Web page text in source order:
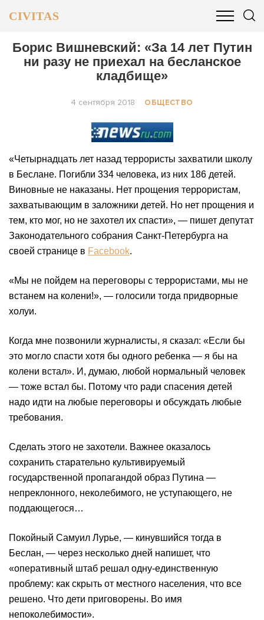
CIVITAS
ОБЩЕСТВО БИЗНЕС И ФИНАНСЫ
Борис Вишневский: «За 14 лет Путин
ни разу не приехал на бесланское
кладбище»
4 сентября 2018 ОБЩЕСТВО
«Четырнадцать лет назад террористы захватили школу
в Беслане. Погибли 334 человека, из них 186 детей.
Виновные не наказаны. Нет прощения террористам,
захватывающим в заложники детей. Но нет прощения и
тем, кто мог, но не захотел их спасти», — пишет депутат
Законодательного собрания Санкт-Петербурга на
своей странице в Facebook.
«Мы не пойдем на переговоры с террористами, мы не
встанем на колени!», — голосили тогда придворные
холуи.
Когда мне позвонили журналисты, я сказал: «Если бы
это могло спасти хотя бы одного ребенка — я бы на
колени встал». И, думаю, любой нормальный человек
— тоже встал бы. Потому что ради спасения детей
надо идти на любые переговоры и обсуждать любые
требования.
Сделать этого не захотели. Важнее оказалось
сохранить старательно культивируемый
государственной пропагандой образ Путина —
непреклонного, неколебимого, не уступающего, не
поддающегося…
Покойный Самуил Лурье, — кинувшийся тогда в
Беслан, — через несколько дней напишет, что
«оперативный штаб решал одну-единственную
проблему: как скрыть от местного населения, что все
решено. Что дети приговорены. Во имя
непоколебимости».